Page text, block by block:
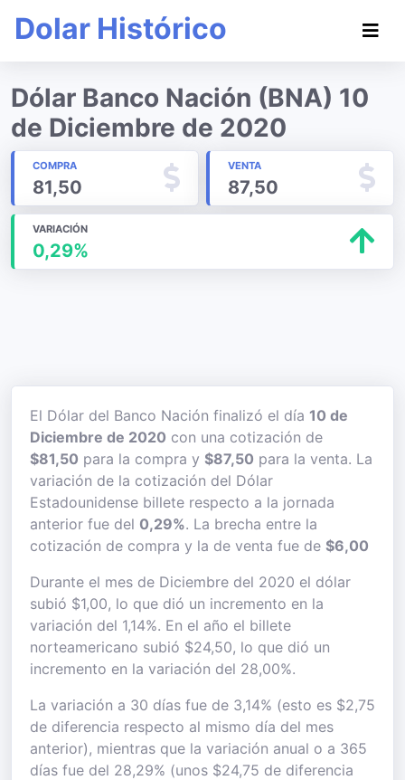
Dolar Histórico
Dólar Banco Nación (BNA) 10
de Diciembre de 2020
COMPRA
81,50
VENTA
87,50
VARIACIÓN
0,29%
El Dólar del Banco Nación finalizó el día 10 de
Diciembre de 2020 con una cotización de
$81,50 para la compra y $87,50 para la venta. La
variación de la cotización del Dólar
Estadounidense billete respecto a la jornada
anterior fue del 0,29%. La brecha entre la
cotización de compra y la de venta fue de $6,00
Durante el mes de Diciembre del 2020 el dólar
subió $1,00, lo que dió un incremento en la
variación del 1,14%. En el año el billete
norteamericano subió $24,50, lo que dió un
incremento en la variación del 28,00%.
La variación a 30 días fue de 3,14% (esto es $2,75
de diferencia respecto al mismo día del mes
anterior), mientras que la variación anual o a 365
días fue del 28,29% (unos $24,75 de diferencia